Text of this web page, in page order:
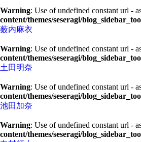
Warning: Use of undefined constant url -
content/themes/seseragi/
薮内麻衣
Warning: Use of undefined constant url -
content/themes/seseragi/
土田明奈
Warning: Use of undefined constant url -
content/themes/seseragi/
池田加奈
Warning: Use of undefined constant url -
content/themes/seseragi/